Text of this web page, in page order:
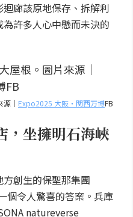
廊該原地保存、拆解利
許多人心中懸而未決的
｜ Expo2025 大阪・関西万博FB
，坐擁明石海峽
創生的保聖那集團
個令人驚喜的答案。兵庫
natureverse